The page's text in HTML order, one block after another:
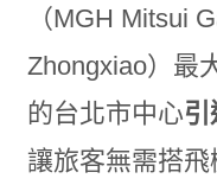
（MGH Mitsui
Zhongxiao）最
的台北市中心
讓旅客無需搭